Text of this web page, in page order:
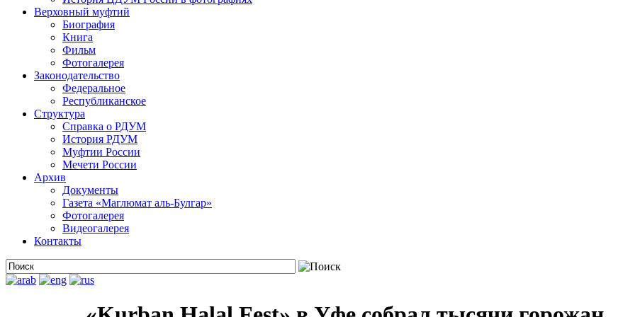
Верховный муфтий
Биография
Книга
Фильм
Фотогалерея
Законодательство
Федеральное
Республиканское
Структура
Справка о РДУМ
История РДУМ
Муфтии России
Мечети России
Архив
Документы
Газета «Маглюмат аль-Булгар»
Фотогалерея
Видеогалерея
Контакты